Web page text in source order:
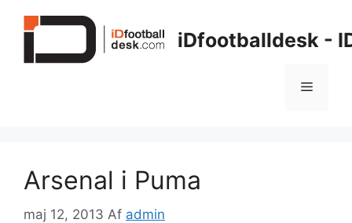
iDfootballdesk -
Menu
Arsenal i Puma
maj 12, 2013 Af admin